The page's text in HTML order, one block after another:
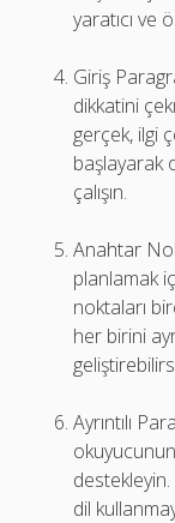
yaratıcı ve
Giriş
dikkatini
gerçek, ilgi
başlayarak
çalışın.
Anahtar
planlamak
noktaları
her birini
Ayrıntılı
destekleyin.
dil